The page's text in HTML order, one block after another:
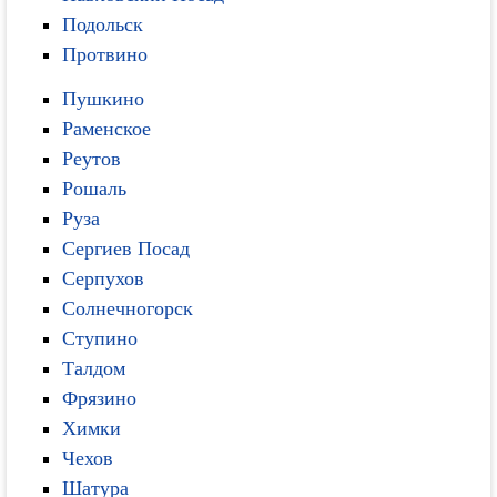
Подольск
Протвино
Пушкино
Раменское
Реутов
Рошаль
Руза
Сергиев Посад
Серпухов
Солнечногорск
Ступино
Талдом
Фрязино
Химки
Чехов
Шатура